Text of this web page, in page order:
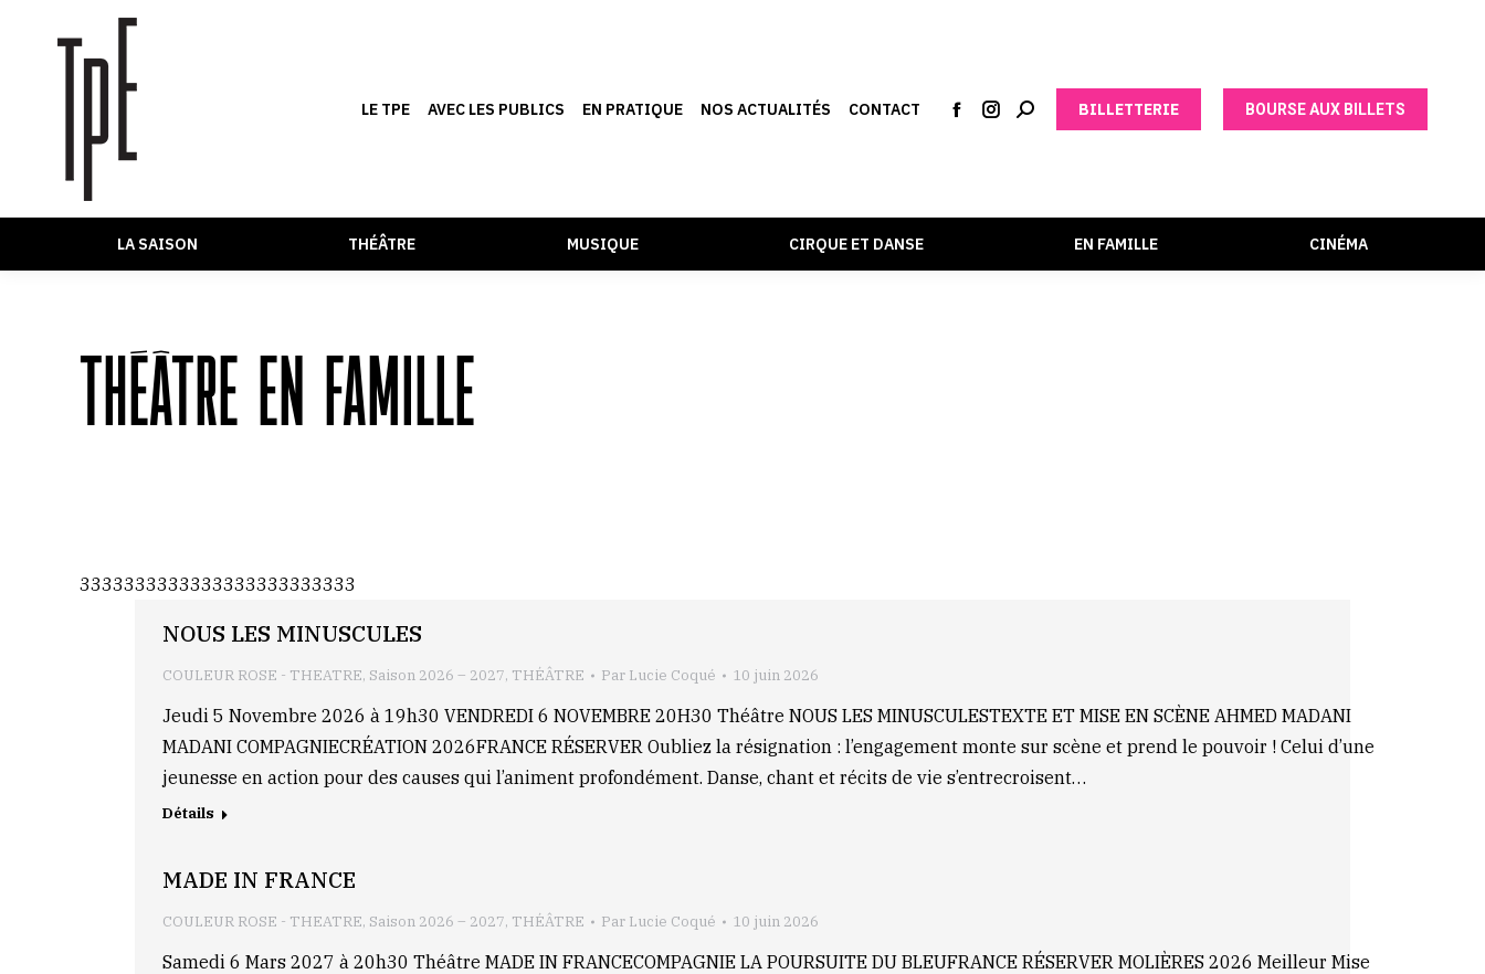
LE TPE AVEC LES PUBLICS EN PRATIQUE NOS ACTUALITÉS CONTACT BILLETTERIE BOURSE AUX BILLETS
LA SAISON THÉÂTRE MUSIQUE CIRQUE ET DANSE EN FAMILLE CINÉMA
THÉÂTRE EN FAMILLE
3333333333333333333333333
NOUS LES MINUSCULES
COULEUR ROSE - THEATRE, Saison 2026 – 2027, THÉÂTRE Par Lucie Coqué 10 juin 2026
Jeudi 5 Novembre 2026 à 19h30 VENDREDI 6 NOVEMBRE 20H30 Théâtre NOUS LES MINUSCULESTEXTE ET MISE EN SCÈNE AHMED MADANI
MADANI COMPAGNIECRÉATION 2026FRANCE RÉSERVER Oubliez la résignation : l’engagement monte sur scène et prend le pouvoir ! Celui d’une
jeunesse en action pour des causes qui l’animent profondément. Danse, chant et récits de vie s’entrecroisent…
Détails
MADE IN FRANCE
COULEUR ROSE - THEATRE, Saison 2026 – 2027, THÉÂTRE Par Lucie Coqué 10 juin 2026
Samedi 6 Mars 2027 à 20h30 Théâtre MADE IN FRANCECOMPAGNIE LA POURSUITE DU BLEUFRANCE RÉSERVER MOLIÈRES 2026 Meilleur Mise